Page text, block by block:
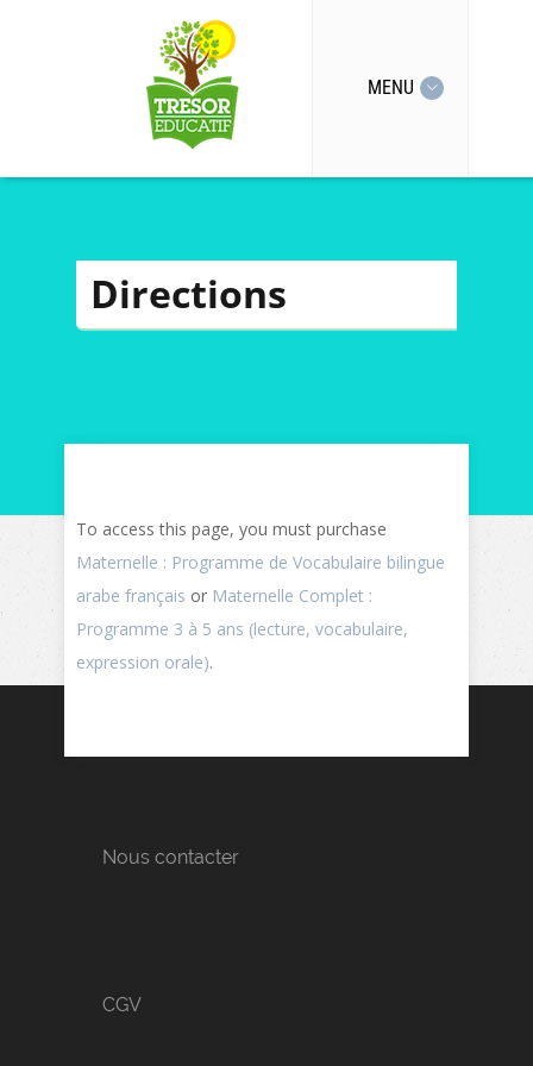
MENU
Directions
To access this page, you must purchase
Maternelle : Programme de Vocabulaire bilingue
arabe français or Maternelle Complet :
Programme 3 à 5 ans (lecture, vocabulaire,
expression orale).
Nous contacter
CGV